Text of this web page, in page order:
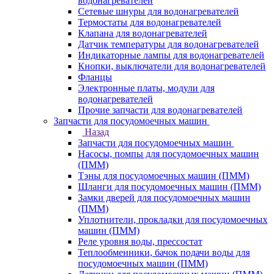
Сетевые шнуры для водонагревателей
Термостаты для водонагревателей
Клапана для водонагревателей
Датчик температуры для водонагревателей
Индикаторные лампы для водонагревателей
Кнопки, выключатели для водонагревателей
Фланцы
Электронные платы, модули для
водонагревателей
Прочие запчасти для водонагревателей
Запчасти для посудомоечных машин
Назад
Запчасти для посудомоечных машин
Насосы, помпы для посудомоечных машин
(ПММ)
Тэны для посудомоечных машин (ПММ)
Шланги для посудомоечных машин (ПММ)
Замки дверей для посудомоечных машин
(ПММ)
Уплотнители, прокладки для посудомоечных
машин (ПММ)
Реле уровня воды, прессостат
Теплообменники, бачок подачи воды для
посудомоечных машин (ПММ)